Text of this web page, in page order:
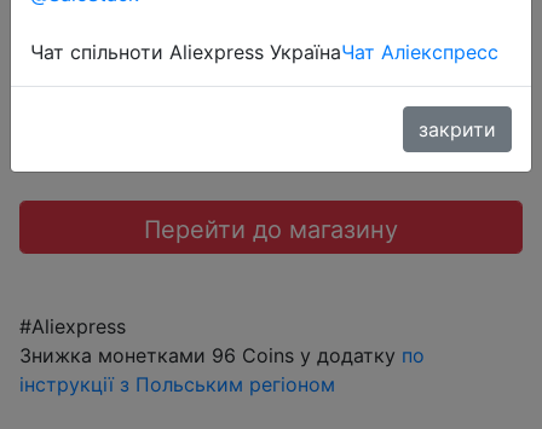
Перейти до магазину
#Aliexpress
Знижка монетками 96 Coins у додатку по
інструкції з Польським регіоном
Чат спільноти Aliexpress УкраїнаЧат Аліекспресс
закрити